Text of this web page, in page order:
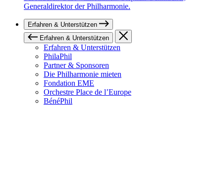
Generaldirektor der Philharmonie.
Erfahren & Unterstützen
Erfahren & Unterstützen
Erfahren & Unterstützen
PhilaPhil
Partner & Sponsoren
Die Philharmonie mieten
Fondation EME
Orchestre Place de l’Europe
BénéPhil